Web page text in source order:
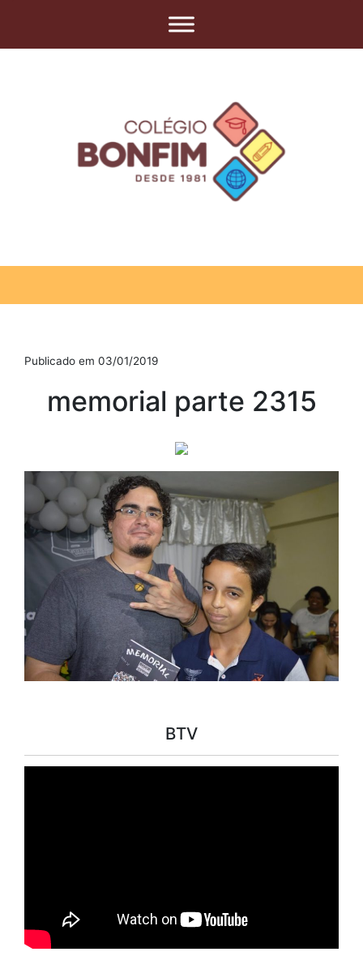
Publicado em 03/01/2019
memorial parte 2315
BTV